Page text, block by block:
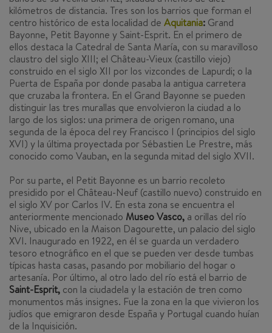
kilómetros de distancia. Tres son los barrios que forman el
centro histórico de esta localidad de Aquitania: Grand
Bayonne, Petit Bayonne y Saint-Esprit. En el primero de
ellos destaca la Catedral de Santa María, con su maravilloso
claustro del siglo XIII; el Château-Vieux (castillo viejo)
construido en el siglo XII por los vizcondes de Lapurdi; o la
Puerta de España por donde pasaba la antigua carretera
que cruzaba la frontera. En el Grand Bayonne se pueden
distinguir las tres murallas que envolvieron la ciudad a lo
largo de los siglos: una primera de origen romano, una
segunda de la época del rey Francisco I (principios del siglo
XVI) y la última proyectada por Sébastien Le Prestre, más
conocido como Vauban, en la segunda mitad del siglo XVII.
Por su parte, el Petit Bayonne es un barrio recoleto
presidido por el Château-Neuf (castillo nuevo) construido en
el siglo XV por Carlos IV. En esta zona se encuentra el
anteriormente mencionado Museo Vasco, a orillas del río
Nive, ubicado en la Maison Dagourette, un palacio del siglo
XVI. Inaugurado en 1922, en él se guarda un verdadero
tesoro etnográfico en el que se pueden ver desde tumbas
típicas hasta casas, pasando por mobiliario del hogar o
artesanía. Por último, al otro lado del río está el barrio de
Saint-Esprit, con la ciudadela y la estación de tren como
monumentos más insignes. Fue la zona en la que vivieron los
judíos que emigraron desde España y Portugal cuando huían
de la Inquisición.